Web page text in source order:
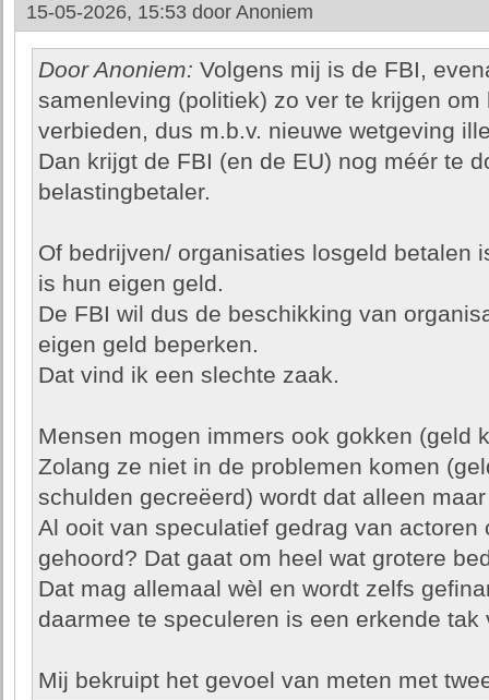
15-05-2026, 15:53 door Anoniem
Door Anoniem: Volgens mij is de FBI,
samenleving (politiek) zo ver te krijgen
verbieden, dus m.b.v. nieuwe wetgeving
Dan krijgt de FBI (en de EU) nog méér te
belastingbetaler.
Of bedrijven/ organisaties losgeld betalen
is hun eigen geld.
De FBI wil dus de beschikking van
eigen geld beperken.
Dat vind ik een slechte zaak.
Mensen mogen immers ook gokken (geld
Zolang ze niet in de problemen komen
schulden gecreëerd) wordt dat alleen
Al ooit van speculatief gedrag van actoren
gehoord? Dat gaat om heel wat grotere
Dat mag allemaal wèl en wordt zelfs
daarmee te speculeren is een erkende
Mij bekruipt het gevoel van meten met